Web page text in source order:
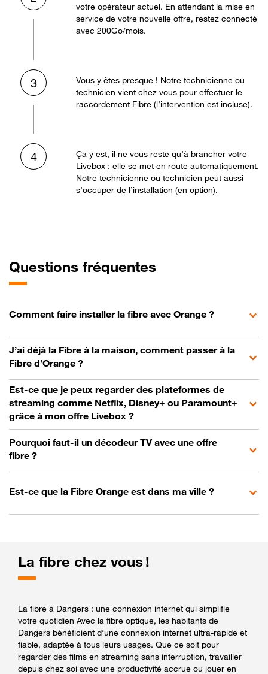
votre opérateur actuel. En attendant la mise en
service de votre nouvelle offre, restez connecté
avec 200Go/mois.
3
Vous y êtes presque ! Notre technicienne ou
technicien vient chez vous pour effectuer le
raccordement Fibre (l’intervention est incluse).
4
Ça y est, il ne vous reste qu’à brancher votre
Livebox : elle se met en route automatiquement.
Notre technicienne ou technicien peut aussi
s’occuper de l’installation (en option).
Questions fréquentes
Comment faire installer la fibre avec Orange ?
J’ai déjà la Fibre à la maison, comment passer à la
Fibre d’Orange ?
Est-ce que je peux regarder des plateformes de
streaming comme Netflix, Disney+ ou Paramount+
grâce à mon offre Livebox ?
Pourquoi faut-il un décodeur TV avec une offre
fibre ?
Est-ce que la Fibre Orange est dans ma ville ?
La fibre chez vous !
La fibre à Dangers : une connexion internet qui simplifie
votre quotidien Avec la fibre optique, les habitants de
Dangers bénéficient d’une connexion internet ultra-rapide et
fiable, adaptée à tous leurs usages. Que ce soit pour
regarder des films en streaming sans interruption, travailler
depuis chez soi avec une productivité accrue ou jouer en